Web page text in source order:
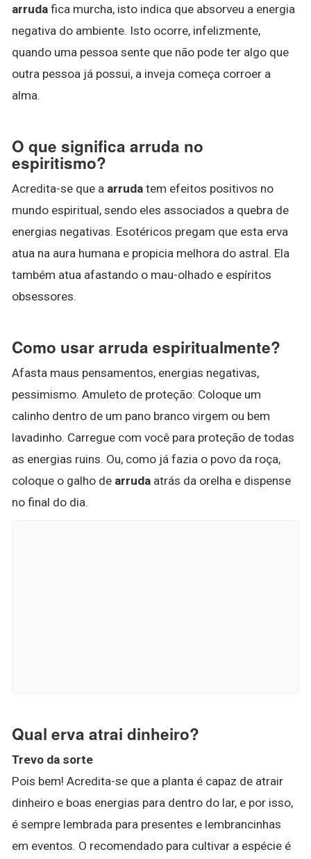
arruda fica murcha, isto indica que absorveu a energia
negativa do ambiente. Isto ocorre, infelizmente,
quando uma pessoa sente que não pode ter algo que
outra pessoa já possui, a inveja começa corroer a
alma.
O que significa arruda no
espiritismo?
Acredita-se que a arruda tem efeitos positivos no
mundo espiritual, sendo eles associados a quebra de
energias negativas. Esotéricos pregam que esta erva
atua na aura humana e propicia melhora do astral. Ela
também atua afastando o mau-olhado e espíritos
obsessores.
Como usar arruda espiritualmente?
Afasta maus pensamentos, energias negativas,
pessimismo. Amuleto de proteção: Coloque um
calinho dentro de um pano branco virgem ou bem
lavadinho. Carregue com você para proteção de todas
as energias ruins. Ou, como já fazia o povo da roça,
coloque o galho de arruda atrás da orelha e dispense
no final do dia.
Qual erva atrai dinheiro?
Trevo da sorte
Pois bem! Acredita-se que a planta é capaz de atrair
dinheiro e boas energias para dentro do lar, e por isso,
é sempre lembrada para presentes e lembrancinhas
em eventos. O recomendado para cultivar a espécie é